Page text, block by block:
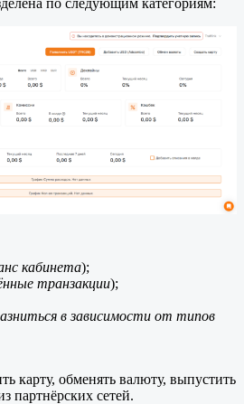
кабинета);
транзакции);
в зависимости от типов
карту, обменять валюту, выпустить
партнёрских сетей.